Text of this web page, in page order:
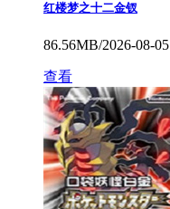
红楼梦之十二金钗
86.56MB/2026-08-05
查看